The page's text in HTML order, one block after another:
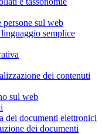
sul web
semplice
dei contenuti
sul web
dei documenti elettronici
dei documenti